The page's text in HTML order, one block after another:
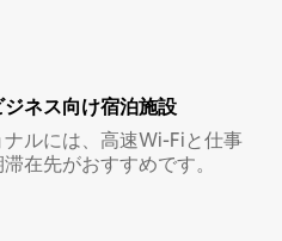
ネ⁠ス⁠向⁠け宿⁠泊⁠施⁠設
ルには、高速Wi-Fiと仕事
在先がおすすめです。